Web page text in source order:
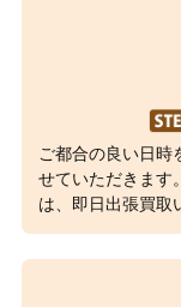
ご都合の良い日時
せていただきます
は、即日出張買取